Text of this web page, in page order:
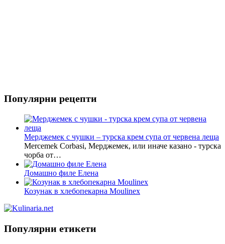
Популярни рецепти
Мерджемек с чушки – турска крем супа от червена леща
Mercemek Corbasi, Мерджемек, или иначе казано - турска
чорба от…
Домашно филе Елена
Козунак в хлебопекарна Moulinex
Популярни етикети